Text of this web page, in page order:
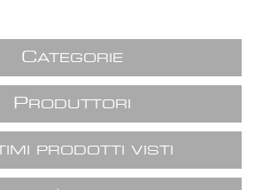
CATEGORIE
P RODUTTORI
PRODOTTI VISTI